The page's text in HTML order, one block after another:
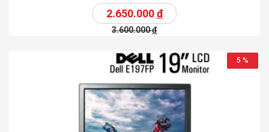
2.650.000đ
3.600.000đ
5 %